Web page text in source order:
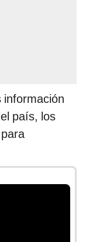
información
país, los